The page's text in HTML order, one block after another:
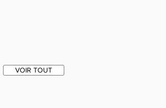
VOIR TOUT